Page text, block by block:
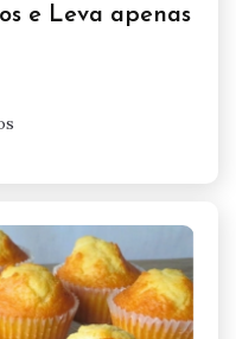
e Leva apenas